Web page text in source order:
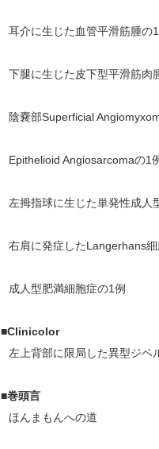
耳介に生じた血管平滑筋腫の1
下腿に生じた皮下型平滑筋肉
陰嚢部Superficial
Epithelioid Angiosarcomaの1
左拇指球に生じた単発性成人
右肩に発症したLangerhans細
成人型肥満細胞症の1例
■Clinicolor
左上背部に限局した異型ジベ
■巻頭言
ほんまもんへの道